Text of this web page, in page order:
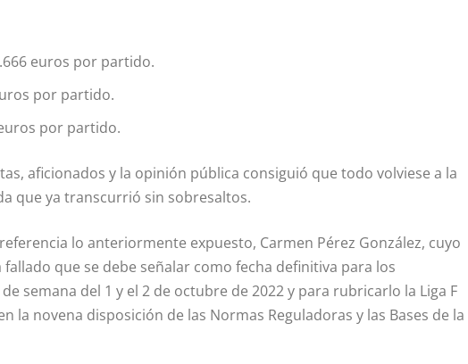
euros por partido.
por partido.
por partido.
aficionados y la opinión pública consiguió que todo volviese a la
que ya transcurrió sin sobresaltos.
lo anteriormente expuesto, Carmen Pérez González, cuyo
fallado que se debe señalar como fecha definitiva para los
semana del 1 y el 2 de octubre de 2022 y para rubricarlo la Liga F
la novena disposición de las Normas Reguladoras y las Bases de la